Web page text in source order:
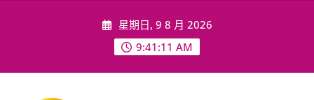
星期日, 9 8 月 2026
9:41:13 AM